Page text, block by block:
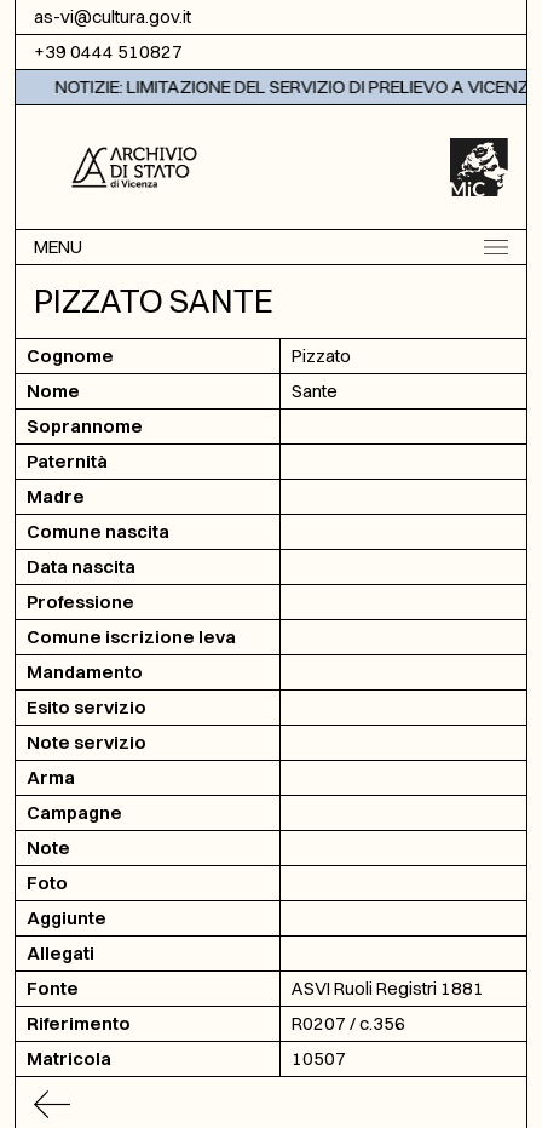
Vai al contenuto
as-vi@cultura.gov.it
+39 0444 510827
NOTIZIE: LIMITAZIONE DEL SERVIZIO DI PRELIEVO A VICENZA
MENU
PIZZATO SANTE
Cognome
Pizzato
Nome
Sante
Soprannome
Paternità
Madre
Comune nascita
Data nascita
Professione
Comune iscrizione leva
Mandamento
Esito servizio
Note servizio
Arma
Campagne
Note
Foto
Aggiunte
Allegati
Fonte
ASVI Ruoli Registri 1881
Riferimento
R0207 / c.356
Matricola
10507